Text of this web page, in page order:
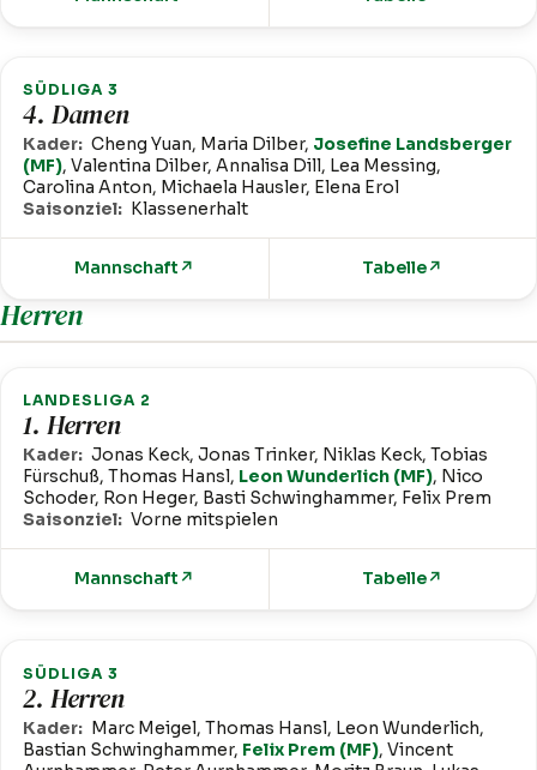
SÜDLIGA 3
4. Damen
Kader: Cheng Yuan, Maria Dilber, Josefine Landsberger
(MF), Valentina Dilber, Annalisa Dill, Lea Messing,
Carolina Anton, Michaela Hausler, Elena Erol
Saisonziel: Klassenerhalt
Mannschaft ↗ Tabelle↗
Herren
LANDESLIGA 2
1. Herren
Kader: Jonas Keck, Jonas Trinker, Niklas Keck, Tobias
Fürschuß, Thomas Hansl, Leon Wunderlich (MF), Nico
Schoder, Ron Heger, Basti Schwinghammer, Felix Prem
Saisonziel: Vorne mitspielen
Mannschaft ↗ Tabelle↗
SÜDLIGA 3
2. Herren
Kader: Marc Meigel, Thomas Hansl, Leon Wunderlich,
Bastian Schwinghammer, Felix Prem (MF), Vincent